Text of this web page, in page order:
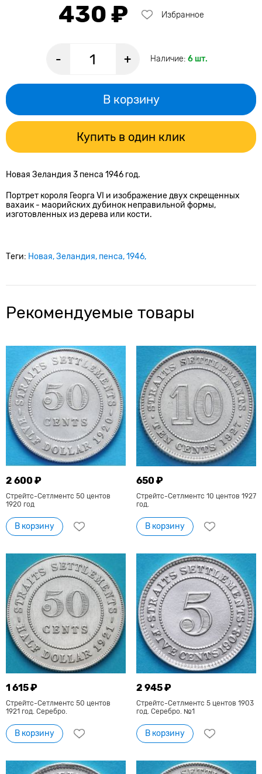
430 ₽ Избранное
- + Наличие: 6 шт.
В корзину
Купить в один клик
Новая Зеландия 3 пенса 1946 год.
Портрет короля Георга VI и изображение двух скрещенных
вахаик - маорийских дубинок неправильной формы,
изготовленных из дерева или кости.
Теги: Новая Зеландия пенса 1946
Рекомендуемые товары
2 600 ₽
Стрейтс-Сетлментс 50 центов
1920 год
В корзину
650 ₽
Стрейтс-Сетлментс 10 центов 1927
год.
В корзину
1 615 ₽
Стрейтс-Сетлментс 50 центов
1921 год. Серебро.
В корзину
2 945 ₽
Стрейтс-Сетлментс 5 центов 1903
год. Серебро. №1
В корзину